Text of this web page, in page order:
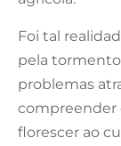
Foi tal
pela
problemas
compreender
florescer ao